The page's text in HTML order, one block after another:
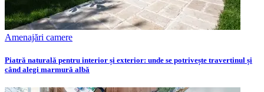
Amenajări camere
Piatră naturală pentru interior și exterior: unde se potrivește travertinul și
când alegi marmură albă